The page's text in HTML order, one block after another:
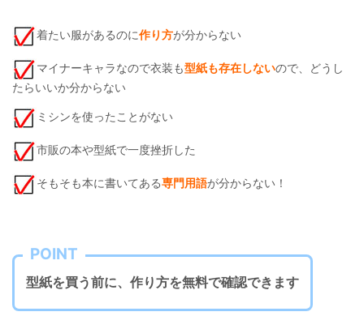
着たい服があるのに作り方が分からない
マイナーキャラなので衣装も型紙も存在しないので、どうし
たらいいか分からない
ミシンを使ったことがない
市販の本や型紙で一度挫折した
そもそも本に書いてある専門用語が分からない！
POINT
型紙を買う前に、作り方を無料で確認できます